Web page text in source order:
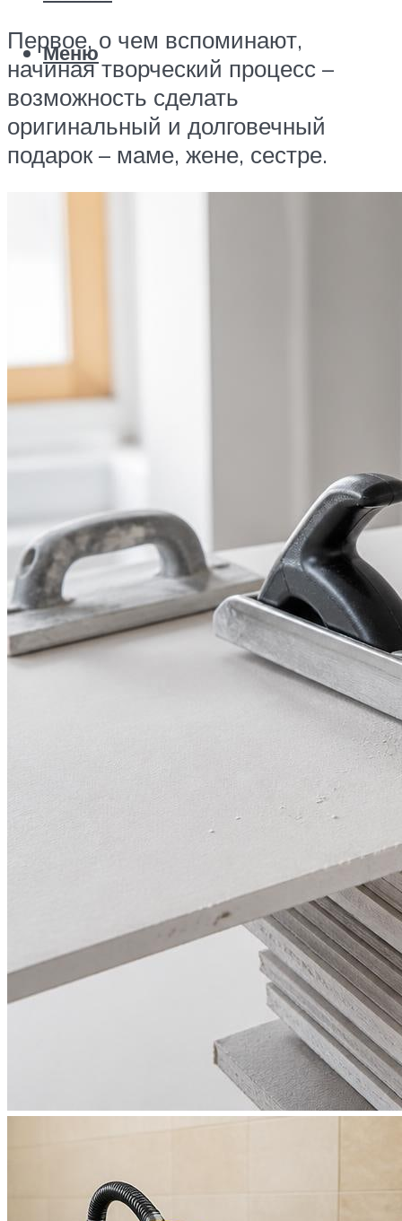
Меню
Первое, о чем вспоминают,
начиная творческий процесс –
возможность сделать
оригинальный и долговечный
подарок – маме, жене, сестре.